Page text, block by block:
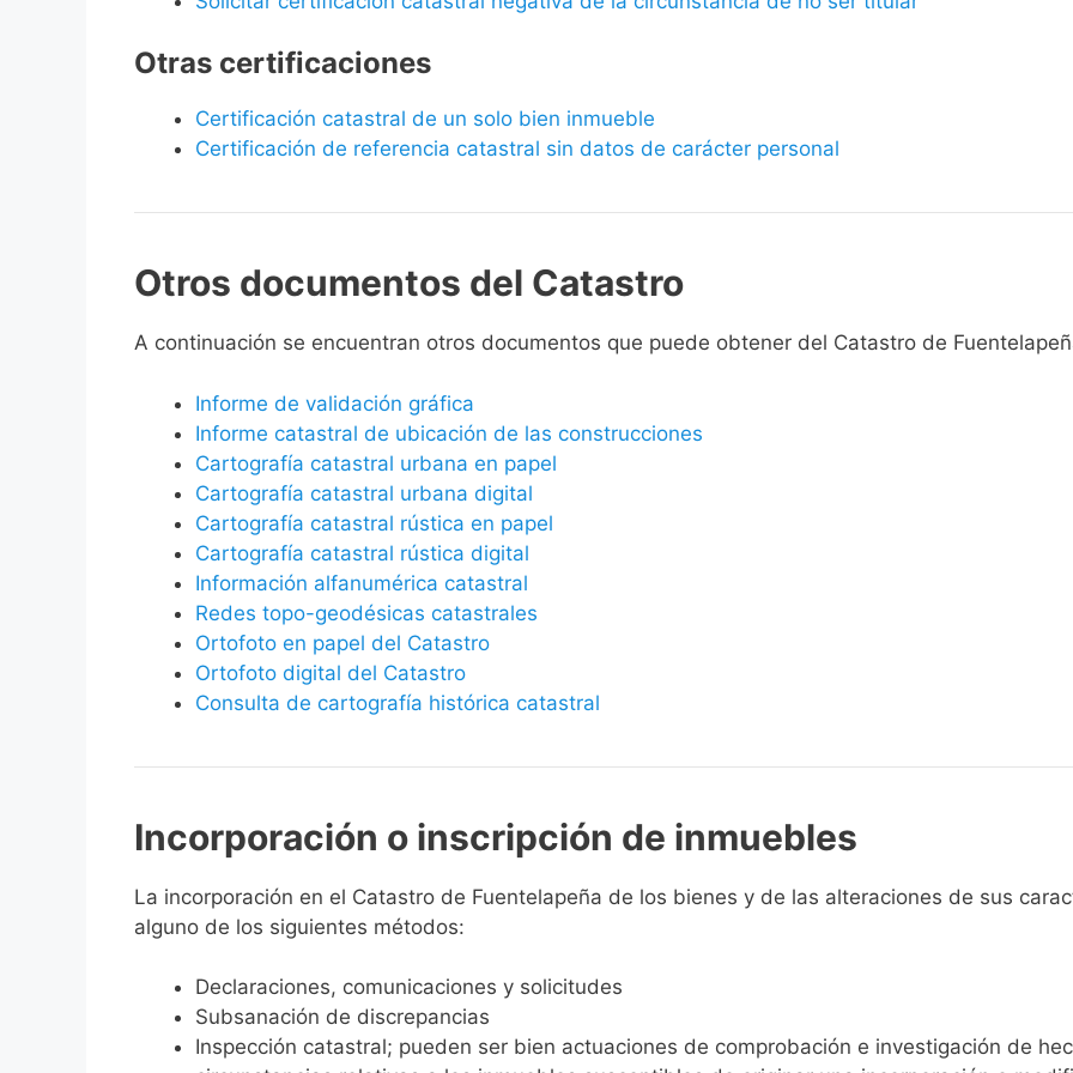
Otras certificaciones
Certificación catastral de un solo bien inmueble
Certificación de referencia catastral sin datos de carácter personal
Otros documentos del Catastro
A continuación se encuentran otros documentos que puede obtener del Catastro de
Informe de validación gráfica
Informe catastral de ubicación de las construcciones
Cartografía catastral urbana en papel
Cartografía catastral urbana digital
Cartografía catastral rústica en papel
Cartografía catastral rústica digital
Información alfanumérica catastral
Redes topo-geodésicas catastrales
Ortofoto en papel del Catastro
Ortofoto digital del Catastro
Consulta de cartografía histórica catastral
Incorporación o inscripción de inmuebles
La incorporación en el Catastro de Fuentelapeña de los bienes y de las alteraciones de sus
alguno de los siguientes métodos:
Declaraciones, comunicaciones y solicitudes
Subsanación de discrepancias
Inspección catastral; pueden ser bien actuaciones de comprobación e investigación de